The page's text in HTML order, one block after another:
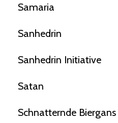
Samaria
Sanhedrin
Sanhedrin Initiative
Satan
Schnatternde Biergans